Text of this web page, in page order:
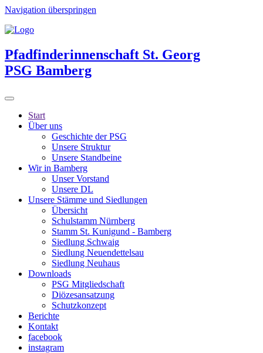
Navigation überspringen
Pfadfinderinnenschaft St. Georg
PSG Bamberg
Start
Über uns
Geschichte der PSG
Unsere Struktur
Unsere Standbeine
Wir in Bamberg
Unser Vorstand
Unsere DL
Unsere Stämme und Siedlungen
Übersicht
Schulstamm Nürnberg
Stamm St. Kunigund - Bamberg
Siedlung Schwaig
Siedlung Neuendettelsau
Siedlung Neuhaus
Downloads
PSG Mitgliedschaft
Diözesansatzung
Schutzkonzept
Berichte
Kontakt
facebook
instagram